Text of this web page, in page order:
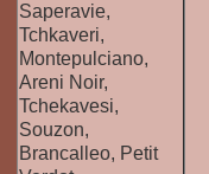
Saperavie,
Tchkaveri,
Montepulciano,
Areni Noir,
Tchekavesi,
Souzon,
Brancalleo, Petit